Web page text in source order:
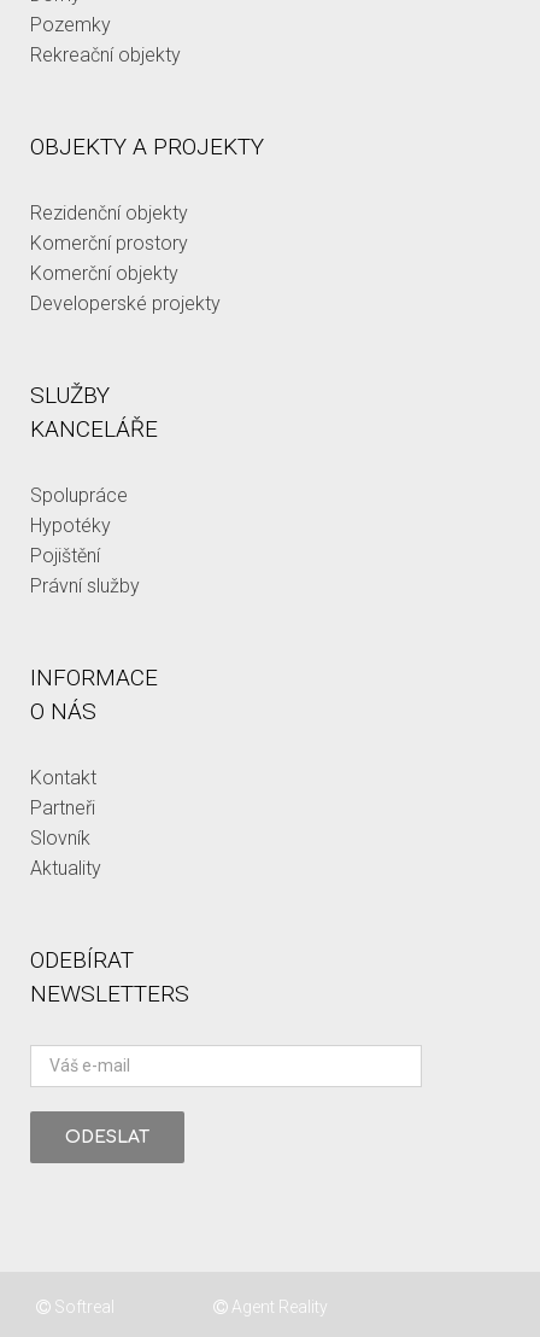
Pozemky
Rekreační objekty
OBJEKTY A PROJEKTY
Rezidenční objekty
Komerční prostory
Komerční objekty
Developerské projekty
SLUŽBY
KANCELÁŘE
Spolupráce
Hypotéky
Pojištění
Právní služby
INFORMACE
O NÁS
Kontakt
Partneři
Slovník
Aktuality
ODEBÍRAT
NEWSLETTERS
Softreal Agent Reality